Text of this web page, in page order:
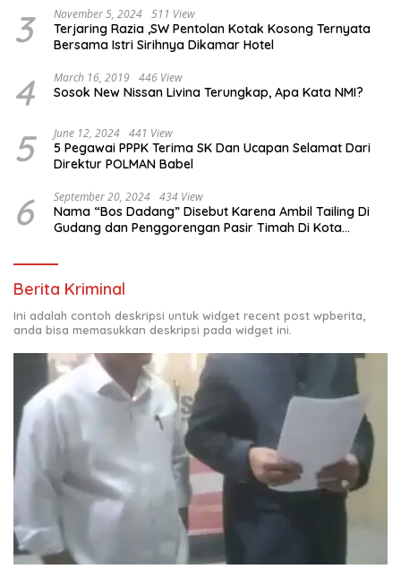
3 November 5, 2024 511 View
Terjaring Razia ,SW Pentolan Kotak Kosong Ternyata
Bersama Istri Sirihnya Dikamar Hotel
4 March 16, 2019 446 View
Sosok New Nissan Livina Terungkap, Apa Kata NMI?
5 June 12, 2024 441 View
5 Pegawai PPPK Terima SK Dan Ucapan Selamat Dari
Direktur POLMAN Babel
6 September 20, 2024 434 View
Nama “Bos Dadang” Disebut Karena Ambil Tailing Di
Gudang dan Penggorengan Pasir Timah Di Kota
Berita Kriminal
Ini adalah contoh deskripsi untuk widget recent post wpberita,
anda bisa memasukkan deskripsi pada widget ini.